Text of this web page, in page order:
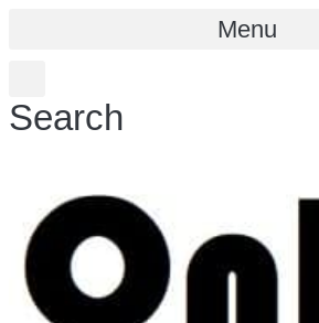
Menu
Search